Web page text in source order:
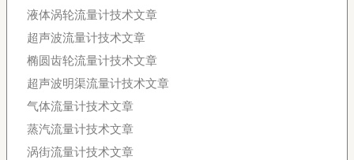
液体涡轮流量计技术文章
超声波流量计技术文章
椭圆齿轮流量计技术文章
超声波明渠流量计技术文章
气体流量计技术文章
蒸汽流量计技术文章
涡街流量计技术文章